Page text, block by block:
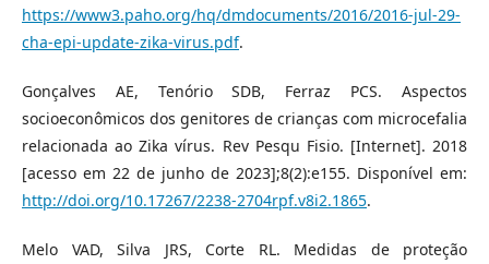
https://www3.paho.org/hq/dmdocuments/2016/2016-jul-29-
cha-epi-update-zika-virus.pdf.
Gonçalves AE, Tenório SDB, Ferraz PCS. Aspectos
socioeconômicos dos genitores de crianças com microcefalia
relacionada ao Zika vírus. Rev Pesqu Fisio. [Internet]. 2018
[acesso em 22 de junho de 2023];8(2):e155. Disponível em:
http://doi.org/10.17267/2238-2704rpf.v8i2.1865.
Melo VAD, Silva JRS, Corte RL. Medidas de proteção